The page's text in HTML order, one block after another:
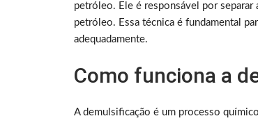
petróleo. Ele é responsável por separar
petróleo. Essa técnica é fundamental
adequadamente.
Como funciona a
A demulsificação é um processo